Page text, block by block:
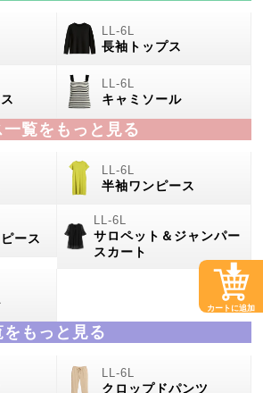
長袖トップス
キャミソール
一覧をもっと見る
半袖ワンピース
ース
サロペット＆ジャンパー
スカート
もっと見る
クロップドパンツ
カートに追加